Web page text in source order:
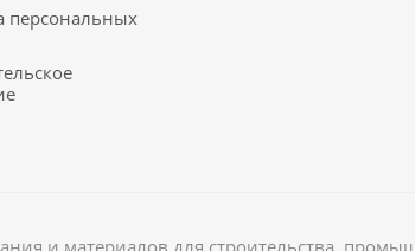
персональных
и материалов для строительства,